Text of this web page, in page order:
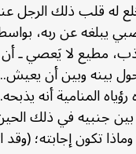
له قلب ذلك الرجل
يبلغه عن ربه،
مطيع لا يَعصي ـ
بينه وبين أن
رؤياه المنامية أنه
جنبيه في ذلك
تكون إجابته؛